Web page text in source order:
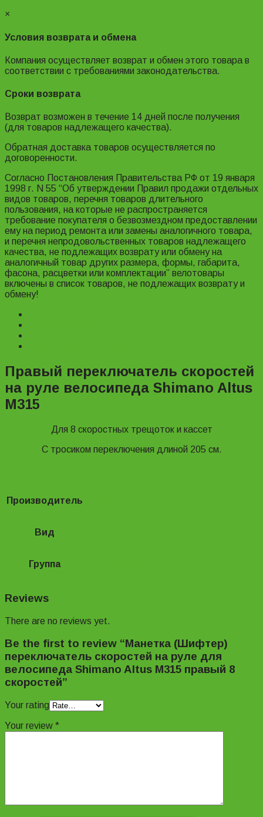
×
Условия возврата и обмена
Компания осуществляет возврат и обмен этого товара в
соответствии с требованиями законодательства.
Сроки возврата
Возврат возможен в течение 14 дней после получения
(для товаров надлежащего качества).
Обратная доставка товаров осуществляется по
договоренности.
Согласно Постановления Правительства РФ от 19 января
1998 г. N 55 “Об утверждении Правил продажи отдельных
видов товаров, перечня товаров длительного
пользования, на которые не распространяется
требование покупателя о безвозмездном предоставлении
ему на период ремонта или замены аналогичного товара,
и перечня непродовольственных товаров надлежащего
качества, не подлежащих возврату или обмену на
аналогичный товар других размера, формы, габарита,
фасона, расцветки или комплектации” велотовары
включены в список товаров, не подлежащих возврату и
обмену!
Правый переключатель скоростей
на руле велосипеда Shimano Altus
M315
Для 8 скоростных трещоток и кассет
С тросиком переключения длиной 205 см.
Производитель
Вид
Группа
Reviews
There are no reviews yet.
Be the first to review “Манетка (Шифтер)
переключатель скоростей на руле для
велосипеда Shimano Altus M315 правый 8
скоростей”
Your rating
Your review *